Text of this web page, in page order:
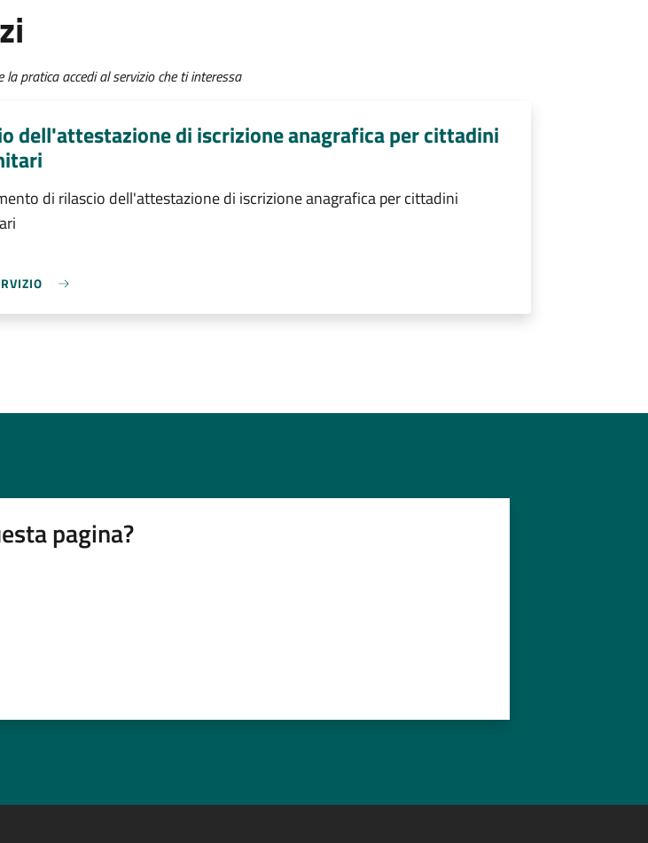
la pratica accedi al servizio che ti interessa
dell'attestazione di iscrizione anagrafica per cittadini
di rilascio dell'attestazione di iscrizione anagrafica per cittadini
pagina?